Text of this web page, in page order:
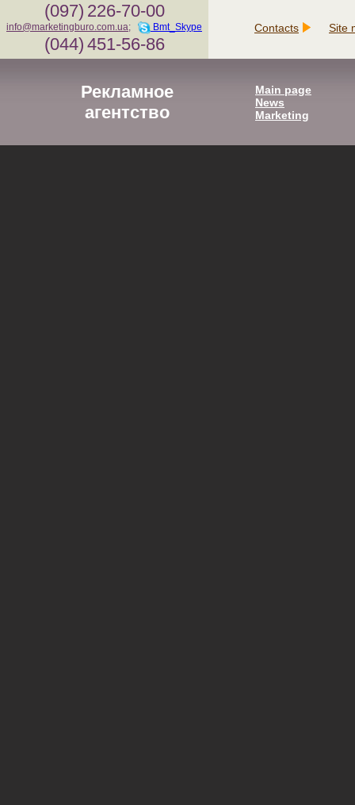
(097) 226-70-00
info@marketingburo.com.ua; Bmt_Skype
(044) 451-56-86
Contacts Site
Рекламное
агентство
Main page
News
Marketing